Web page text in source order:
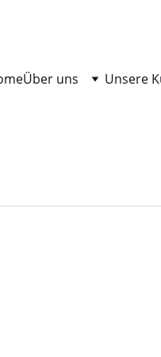
Über uns Unsere